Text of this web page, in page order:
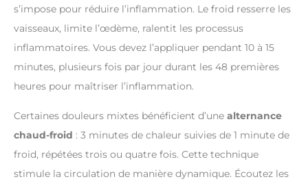
s’impose pour réduire l’inflammation. Le froid resserre les
vaisseaux, limite l’œdème, ralentit les processus
inflammatoires. Vous devez l’appliquer pendant 10 à 15
minutes, plusieurs fois par jour durant les 48 premières
heures pour maîtriser l’inflammation.
Certaines douleurs mixtes bénéficient d’une alternance
chaud-froid : 3 minutes de chaleur suivies de 1 minute de
froid, répétées trois ou quatre fois. Cette technique
stimule la circulation de manière dynamique. Écoutez les